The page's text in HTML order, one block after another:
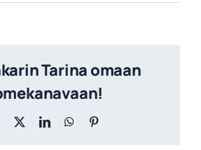
Tarina omaan
Facebook
X LinkedInWhatsApp